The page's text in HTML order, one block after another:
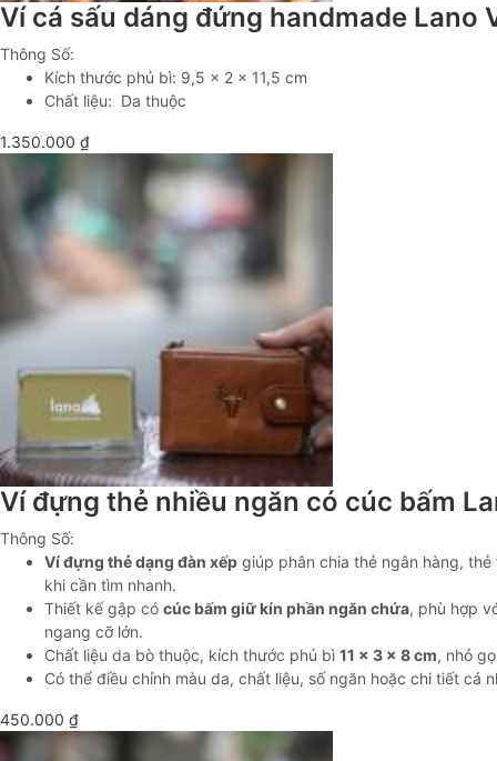
Ví cá sấu dáng đứng handmade Lano
Thông Số:
Kích thước phủ bì: 9,5 x 2 x 11,5 cm
Chất liệu: Da thuộc
1.350.000 ₫
Ví đựng thẻ nhiều ngăn có cúc bấm
Thông Số:
Ví đựng thẻ dạng đàn xếp giúp phân chia thẻ ngân hàng,
khi cần tìm nhanh.
Thiết kế gập có cúc bấm giữ kín phần ngăn chứa, phù hợp
ngang cỡ lớn.
Chất liệu da bò thuộc, kích thước phủ bì 11 × 3 × 8 cm, nhỏ
Có thể điều chỉnh màu da, chất liệu, số ngăn hoặc chi tiết cá
450.000 ₫